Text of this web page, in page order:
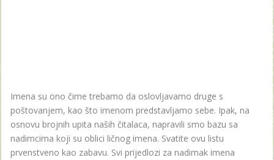
Imena su ono čime trebamo da oslovljavamo druge s
poštovanjem, kao što imenom predstavljamo sebe. Ipak, na
osnovu brojnih upita naših čitalaca, napravili smo bazu sa
nadimcima koji su oblici ličnog imena. Svatite ovu listu
prvenstveno kao zabavu. Svi prijedlozi za nadimak imena